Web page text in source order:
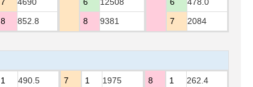
8
852.8
8
9381
7
2084
1
490.5
7 1
1975
8 1
262.4